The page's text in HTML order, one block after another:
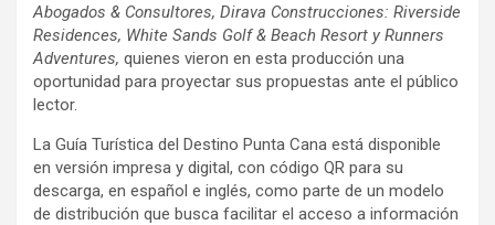
Abogados & Consultores, Dirava Construcciones: Riverside
Residences, White Sands Golf & Beach Resort y Runners
Adventures, quienes vieron en esta producción una
oportunidad para proyectar sus propuestas ante el público
lector.
La Guía Turística del Destino Punta Cana está disponible
en versión impresa y digital, con código QR para su
descarga, en español e inglés, como parte de un modelo
de distribución que busca facilitar el acceso a información